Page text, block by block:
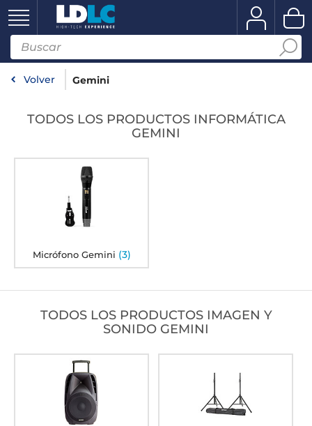
Volver Gemini
TODOS LOS PRODUCTOS INFORMÁTICA
GEMINI
Micrófono Gemini (3)
TODOS LOS PRODUCTOS IMAGEN Y
SONIDO GEMINI